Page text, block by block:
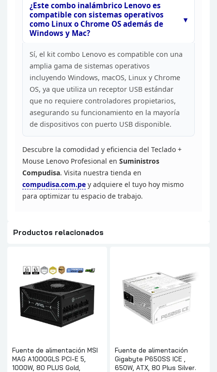
¿Este combo inalámbrico Lenovo es
compatible con sistemas operativos
como Linux o Chrome OS además de
Windows y Mac?
Sí, el kit combo Lenovo es compatible con una
amplia gama de sistemas operativos
incluyendo Windows, macOS, Linux y Chrome
OS, ya que utiliza un receptor USB estándar
que no requiere controladores propietarios,
asegurando su funcionamiento en la mayoría
de dispositivos con puerto USB disponible.
Descubre la comodidad y eficiencia del Teclado +
Mouse Lenovo Profesional en Suministros
Compudisa. Visita nuestra tienda en
compudisa.com.pe y adquiere el tuyo hoy mismo
para optimizar tu espacio de trabajo.
Productos relacionados
Fuente de alimentación MSI
MAG A1000GLS PCI-E 5,
1000W, 80 PLUS Gold,
Fuente de alimentación
Gigabyte P650SS ICE ,
650W, ATX, 80 Plus Silver.